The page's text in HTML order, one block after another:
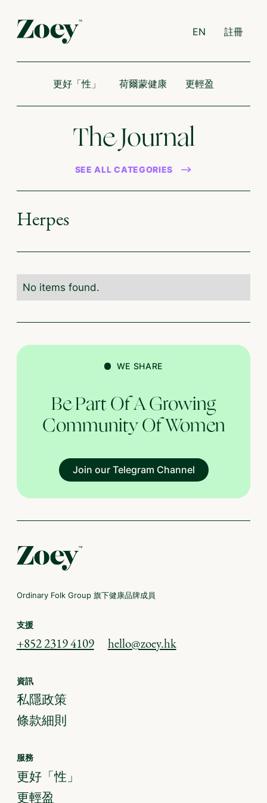
更好「性」 荷爾蒙健康 更輕盈
EN 註冊
The Journal
SEE ALL CATEGORIES
Herpes
No items found.
WE SHARE
Be Part Of A Growing
Community Of Women
Join our Telegram Channel
Ordinary Folk Group 旗下健康品牌成員
支援
+852 2319 4109 hello@zoey.hk
資訊
私隱政策
條款細則
服務
更好「性」
更輕盈